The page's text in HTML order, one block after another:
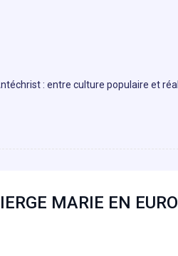
: entre culture populaire et
MARIE EN